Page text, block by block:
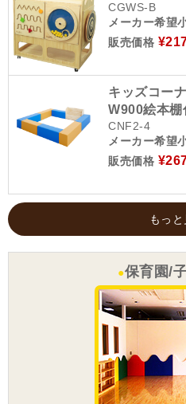
CGWS-B
メーカー希望
販売価格
キッズコー
W900絵本棚
CNF2-4
メーカー希望
販売価格
もっ
●保育園/